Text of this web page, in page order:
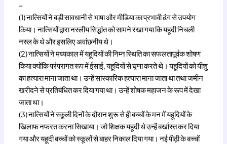
–
(1) नात्सियों ने बड़ी सावधानी से भाषा और मीडिया का प्रभावी ढंग से उपयोग
किया। नात्सियों द्वारा नस्लीय सिद्धांत को सामने रखा गया कि यहूदी निचली
नस्ल के थे और इसलिए अवांछनीय थे।
(2) नात्सियों ने मध्यकाल में यहूदियों की निम्न स्थिति का सफलतापूर्वक शोषण
किया क्योंकि परंपरागत रूप में ईसाई, यहूदियों से घृणा करते थे। यहूदियों को यीशु
का हत्यारा माना जाता था। उन्हें सांस्कारिक हत्यारा माना जाता था तथा जमीन
खरीदने से प्रतिबंधित कर दिया गया था। उन्हें शोषक महाजन के रूप में देखा
जाता था।
(3) नात्सियों ने स्कूली दिनों के दौरान शुरू से ही बच्चों के मन में यहूदियों के
खिलाफ नफरत करना सिखाया। जो शिक्षक यहूदी थे उन्हें बर्खास्त कर दिया
गया और यहूदी बच्चों को स्कूलों से बाहर निकाल दिया गया। नई पीढ़ी के बच्चों